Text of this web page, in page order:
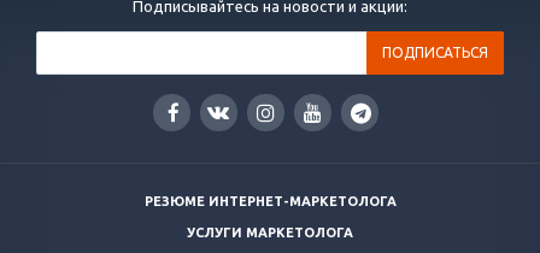
Подписывайтесь на новости и акции:
РЕЗЮМЕ ИНТЕРНЕТ-МАРКЕТОЛОГА
УСЛУГИ МАРКЕТОЛОГА